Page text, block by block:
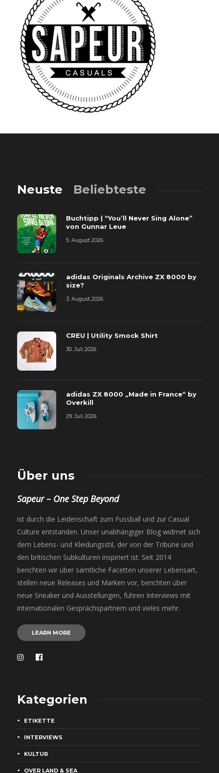
Neuste Beliebteste
Buchtipp | “You’ll Never Sing Alone”
von Gunnar Leue
5. August 2026
adidas Originals Archive ZX 8000 by
size?
3. August 2026
CREU | Utility Smock Shirt
30. Juli 2026
adidas ZX 8000 „Made in France“ by
Overkill
29. Juli 2026
Über uns
Sapeur – One Step Beyond
ist durch die Leidenschaft zum Fussball und zur Casual
Culture entstanden. Unser unabhängiger Blog widmet sich
dem Lebens- und Kleidungsstil, der von der Tribüne und
den britischen Subkulturen inspiriert ist. Seit 2014
berichten wir über sämtliche Facetten unserer Lebensart,
stellen neue Releases und Marken vor, berichten über
neue Sneaker und Ausstellungen, führen Interviews mit
internationalen Gesprächspartnern und vieles mehr.
LEARN MORE
Kategorien
ETIKETTE
INTERVIEWS
KULTUR
OVER LAND & SEA